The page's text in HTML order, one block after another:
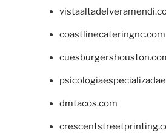
coastlinecateringnc.com
dmtacos.com